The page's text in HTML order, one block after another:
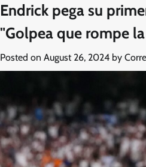
Endrick pega su
"Golpea que rompe
Posted on August 26, 2024 by